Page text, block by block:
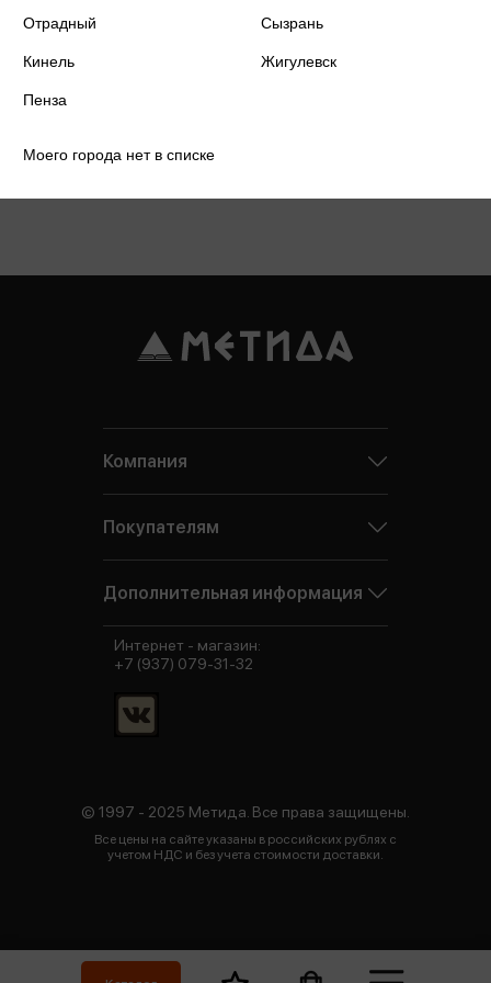
Подробнее о дисконтной карте
Отрадный Сызрань
Кинель Жигулевск
Пенза
Моего города нет в списке
Компания
Покупателям
Дополнительная информация
© 1997 - 2025 Метида. Все права защищены.
Все цены на сайте указаны в российских рублях с
учетом НДС и без учета стоимости доставки.
Интернет - магазин:
+7 (937) 079-31-32